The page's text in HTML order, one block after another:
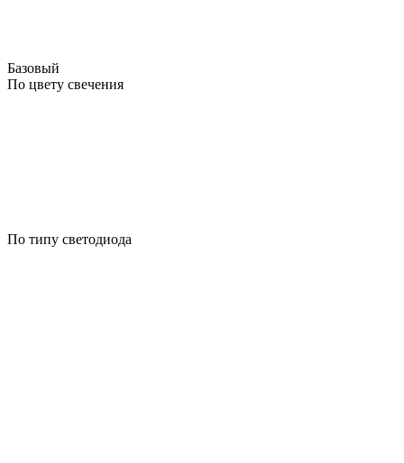
Базовый
По цвету свечения
По типу светодиода